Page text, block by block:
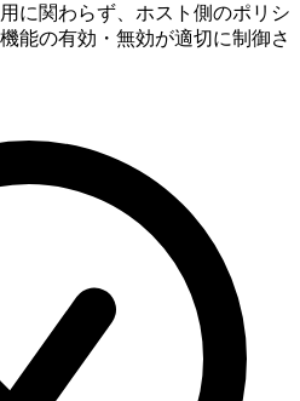
に関わらず、ホスト側のポリシ
能の有効・無効が適切に制御さ